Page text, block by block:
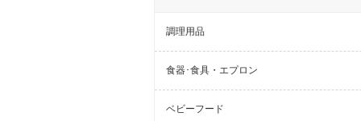
調理用品
食器･食具・エプロン
ベビーフード